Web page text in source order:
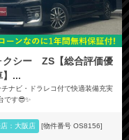
クシー ZS【総合評価優
】...
ナビ・ドラレコ付で快適装備充実
です😎✨
店：大阪店 [物件番号 OS8156]